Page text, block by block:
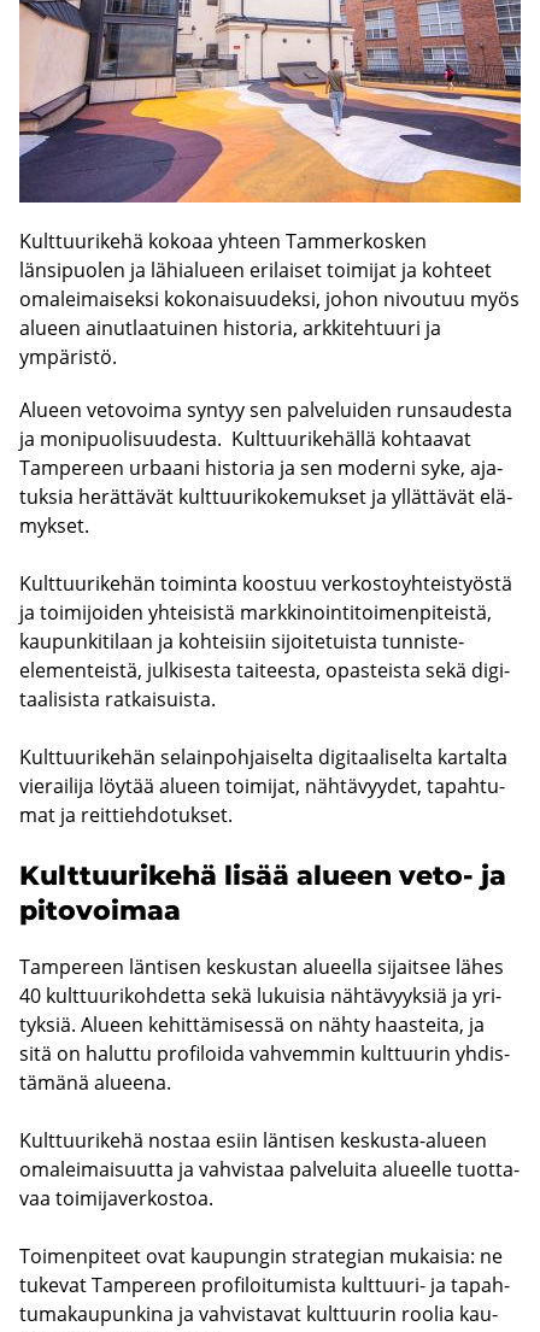
Kulttuurikehä kokoaa yhteen Tammerkosken
länsipuolen ja lähialueen erilaiset toimijat ja kohteet
omaleimaiseksi kokonaisuudeksi, johon nivoutuu myös
alueen ainutlaatuinen historia, arkkitehtuuri ja
ympäristö.
Alu­een ve­to­voi­ma syn­tyy sen pal­ve­lui­den run­sau­des­ta
ja mo­ni­puo­li­suu­des­ta. Kult­tuu­ri­ke­häl­lä koh­taa­vat
Tam­pe­reen ur­baa­ni his­to­ria ja sen mo­der­ni syke, aja­
tuk­sia he­rät­tä­vät kult­tuu­ri­ko­ke­muk­set ja yl­lät­tä­vät elä­
myk­set.
Kult­tuu­ri­ke­hän toi­min­ta koos­tuu ver­kos­to­yh­teis­työs­tä
ja toi­mi­joi­den yh­tei­sis­tä mark­ki­noin­ti­toi­men­pi­teis­tä,
kau­pun­ki­ti­laan ja koh­tei­siin si­joi­te­tuis­ta tunniste-​
elementeistä, jul­ki­ses­ta tai­tees­ta, opas­teis­ta sekä di­gi­
taa­li­sis­ta rat­kai­suis­ta.
Kult­tuu­ri­ke­hän se­lain­poh­jai­sel­ta di­gi­taa­li­sel­ta kar­tal­ta
vie­rai­li­ja löy­tää alu­een toi­mi­jat, näh­tä­vyy­det, ta­pah­tu­
mat ja reit­tieh­do­tuk­set.
Kult­tuu­ri­ke­hä lisää alu­een veto- ja
pi­to­voi­maa
Tam­pe­reen län­ti­sen kes­kus­tan alu­eel­la si­jait­see lähes
40 kult­tuu­ri­koh­det­ta sekä lu­kui­sia näh­tä­vyyk­siä ja yri­
tyk­siä. Alu­een ke­hit­tä­mi­ses­sä on nähty haas­tei­ta, ja
sitä on ha­lut­tu pro­fi­loi­da vah­vem­min kult­tuu­rin yh­dis­
tä­mä­nä alu­ee­na.
Kult­tuu­ri­ke­hä nos­taa esiin län­ti­sen keskusta-​alueen
oma­lei­mai­suut­ta ja vah­vis­taa pal­ve­lui­ta alu­eel­le tuot­ta­
vaa toi­mi­ja­ver­kos­toa.
Toi­men­pi­teet ovat kau­pun­gin stra­te­gian mu­kai­sia: ne
tu­ke­vat Tam­pe­reen pro­fi­loi­tu­mis­ta kulttuuri-​ ja ta­pah­
tu­ma­kau­pun­ki­na ja vah­vis­ta­vat kult­tuu­rin roo­lia kau­